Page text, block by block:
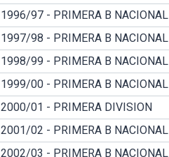
1996/97 - PRIMERA B NACIONAL
1997/98 - PRIMERA B NACIONAL
1998/99 - PRIMERA B NACIONAL
1999/00 - PRIMERA B NACIONAL
2000/01 - PRIMERA DIVISION
2001/02 - PRIMERA B NACIONAL
2002/03 - PRIMERA B NACIONAL